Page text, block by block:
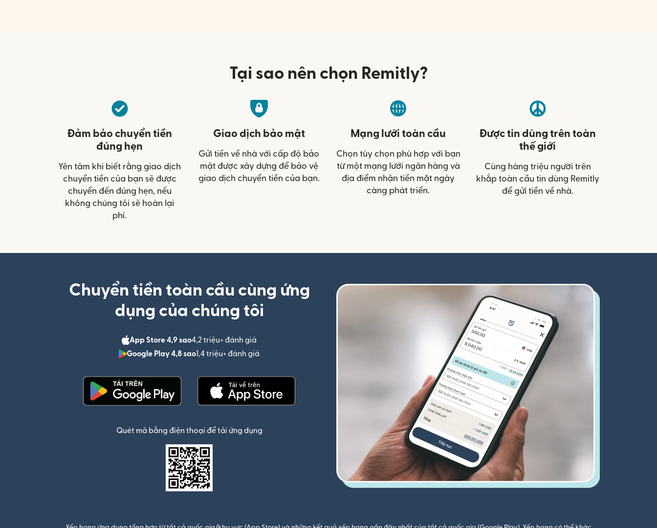
Tại sao nên chọn Remitly?
Đảm bảo chuyển tiền
đúng hẹn
Yên tâm khi biết rằng giao dịch
chuyển tiền của bạn sẽ được
chuyển đến đúng hẹn, nếu
không chúng tôi sẽ hoàn lại
phí.
Giao dịch bảo mật
Gửi tiền về nhà với cấp độ bảo
mật được xây dựng để bảo vệ
giao dịch chuyển tiền của bạn.
Mạng lưới toàn cầu
Chọn tùy chọn phù hợp với bạn
từ một mạng lưới ngân hàng và
địa điểm nhận tiền mặt ngày
càng phát triển.
Được tin dùng trên toàn
thế giới
Cùng hàng triệu người trên
khắp toàn cầu tin dùng Remitly
để gửi tiền về nhà.
Chuyển tiền toàn cầu cùng ứng
dụng của chúng tôi
App Store 4,9 sao4,2 triệu+ đánh giá
Google Play 4,8 sao1,4 triệu+ đánh giá
Quét mã bằng điện thoại để tải ứng dụng